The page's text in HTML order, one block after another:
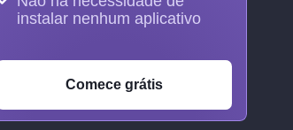
instalar nenhum aplicativo
Comece grátis